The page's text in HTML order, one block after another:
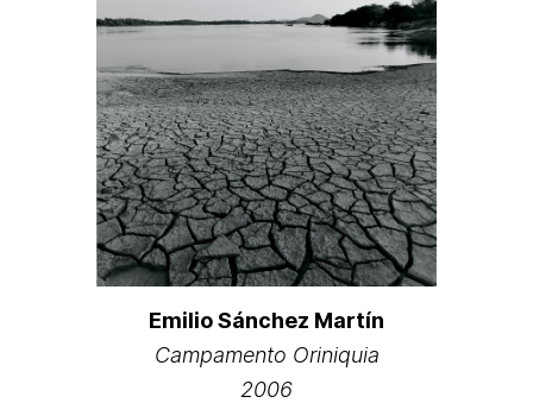
Emilio Sánchez Martín
Campamento Oriniquia
2006